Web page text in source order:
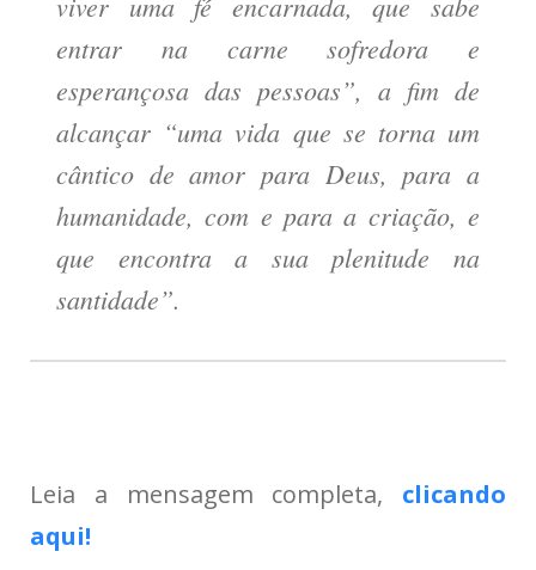
entrar na carne sofredora e
esperançosa das pessoas”, a fim de
alcançar “uma vida que se torna um
cântico de amor para Deus, para a
humanidade, com e para a criação, e
que encontra a sua plenitude na
santidade”.
Leia a mensagem completa, clicando
aqui!